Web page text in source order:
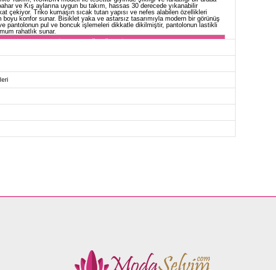
ve Kış aylarına uygun bu takım, hassas 30 derecede yıkanabilir
çekiyor. Triko kumaşın sıcak tutan yapısı ve nefes alabilen özellikleri
boyu konfor sunar. Bisiklet yaka ve astarsız tasarımıyla modern bir görünüş
pantolonun pul ve boncuk işlemeleri dikkatle dikilmiştir, pantolonun lastikli
rahatlık sunar.
Beden
Göğüs
Boy
Standart
108 79
PANTOLON BEDEN ÖLÇÜLERİ (CM)
Beden
Boy